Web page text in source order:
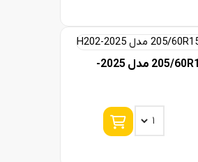
لاستیک هابیلد سایز 205/60R15 مدل 2025-